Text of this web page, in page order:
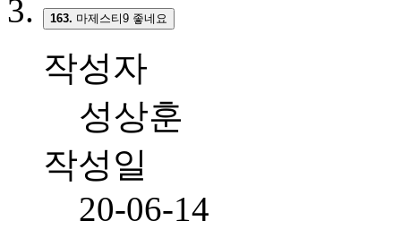
163. 마제스티9 좋네요
작성자
성상훈
작성일
20-06-14